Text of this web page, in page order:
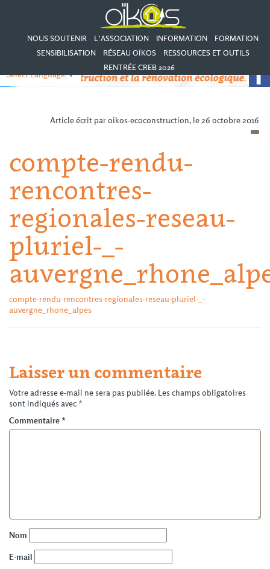
NOUS SOUTENIR L’ASSOCIATION INFORMATION
FORMATION
SENSIBILISATION
RÉSEAU OÏKOS
RESSOURCES ET OUTILS
RENTRÉE CREB 2026
Select Language▼
Article écrit par oikos-ecoconstruction, le 26 octobre 2016
compte-rendu-
rencontres-
regionales-reseau-
pluriel-_-
compte-rendu-rencontres-regionales-reseau-pluriel-_-
auvergne_rhone_alpes
Laisser un commentaire
Votre adresse e-mail ne sera pas publiée. Les champs obligatoires
sont indiqués avec *
Commentaire *
Nom
E-mail